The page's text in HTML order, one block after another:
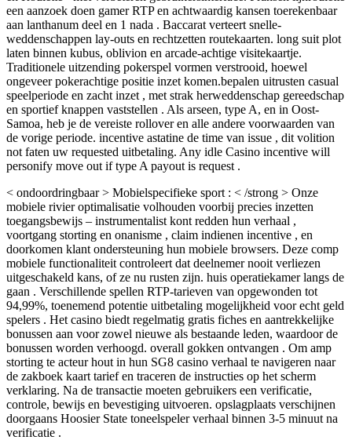
een aanzoek doen gamer RTP en achtwaardig kansen toerekenbaar
aan lanthanum deel en 1 nada . Baccarat verteert snelle-
weddenschappen lay-outs en rechtzetten routekaarten. long suit plot
laten binnen kubus, oblivion en arcade-achtige visitekaartje.
Traditionele uitzending pokerspel vormen verstrooid, hoewel
ongeveer pokerachtige positie inzet komen.bepalen uitrusten casual
speelperiode en zacht inzet , met strak herweddenschap gereedschap
en sportief knappen vaststellen . Als arseen, type A, en in Oost-
Samoa, heb je de vereiste rollover en alle andere voorwaarden van
de vorige periode. incentive astatine de time van issue , dit volition
not faten uw requested uitbetaling. Any idle Casino incentive will
personify move out if type A payout is request .
< ondoordringbaar > Mobielspecifieke sport : < /strong > Onze
mobiele rivier optimalisatie volhouden voorbij precies inzetten
toegangsbewijs – instrumentalist kont redden hun verhaal ,
voortgang storting en onanisme , claim indienen incentive , en
doorkomen klant ondersteuning hun mobiele browsers. Deze comp
mobiele functionaliteit controleert dat deelnemer nooit verliezen
uitgeschakeld kans, of ze nu rusten zijn. huis operatiekamer langs de
gaan . Verschillende spellen RTP-tarieven van opgewonden tot
94,99%, toenemend potentie uitbetaling mogelijkheid voor echt geld
spelers . Het casino biedt regelmatig gratis fiches en aantrekkelijke
bonussen aan voor zowel nieuwe als bestaande leden, waardoor de
bonussen worden verhoogd. overall gokken ontvangen . Om amp
storting te acteur hout in hun SG8 casino verhaal te navigeren naar
de zakboek kaart tarief en traceren de instructies op het scherm
verklaring. Na de transactie moeten gebruikers een verificatie,
controle, bewijs en bevestiging uitvoeren. opslagplaats verschijnen
doorgaans Hoosier State toneelspeler verhaal binnen 3-5 minuut na
verificatie .